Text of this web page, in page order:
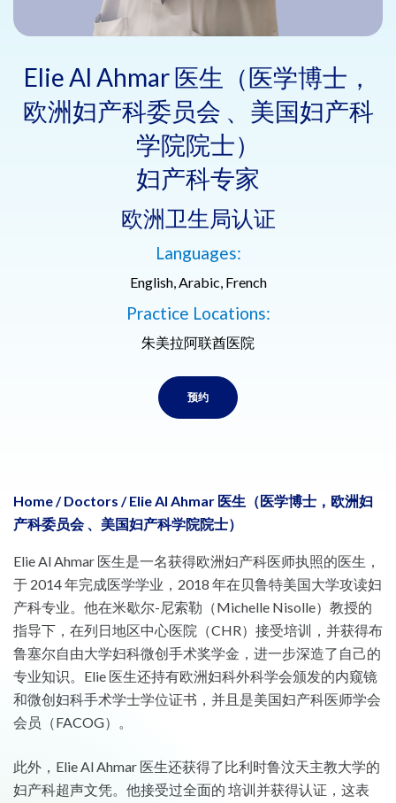
Elie Al Ahmar 医生（医学博士，
欧洲妇产科委员会 、美国妇产科
学院院士）
妇产科专家
欧洲卫生局认证
Languages:
English, Arabic, French
Practice Locations:
朱美拉阿联酋医院
预约
Home/ Doctors / Elie Al Ahmar 医生（医学博士，欧洲妇
产科委员会 、美国妇产科学院院士）
Elie Al Ahmar 医生是一名获得欧洲妇产科医师执照的医生，
于 2014 年完成医学学业，2018 年在贝鲁特美国大学攻读妇
产科专业。他在米歇尔-尼索勒（Michelle Nisolle）教授的
指导下，在列日地区中心医院（CHR）接受培训，并获得布
鲁塞尔自由大学妇科微创手术奖学金，进一步深造了自己的
专业知识。Elie 医生还持有欧洲妇科外科学会颁发的内窥镜
和微创妇科手术学士学位证书，并且是美国妇产科医师学会
会员（FACOG）。
此外，Elie Al Ahmar 医生还获得了比利时鲁汶天主教大学的
妇产科超声文凭。他接受过全面的 培训并获得认证，这表